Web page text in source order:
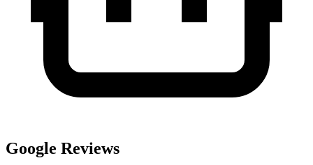
Google Reviews